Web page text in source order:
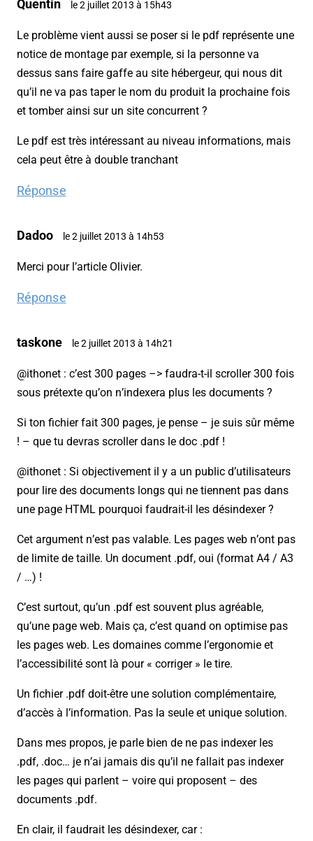
Quentin le 2 juillet 2013 à 15h43
Le problème vient aussi se poser si le pdf représente une
notice de montage par exemple, si la personne va
dessus sans faire gaffe au site hébergeur, qui nous dit
qu’il ne va pas taper le nom du produit la prochaine fois
et tomber ainsi sur un site concurrent ?
Le pdf est très intéressant au niveau informations, mais
cela peut être à double tranchant
Réponse
Dadoo le 2 juillet 2013 à 14h53
Merci pour l’article Olivier.
Réponse
taskone le 2 juillet 2013 à 14h21
@ithonet : c’est 300 pages –> faudra-t-il scroller 300 fois
sous prétexte qu’on n’indexera plus les documents ?
Si ton fichier fait 300 pages, je pense – je suis sûr même
! – que tu devras scroller dans le doc .pdf !
@ithonet : Si objectivement il y a un public d’utilisateurs
pour lire des documents longs qui ne tiennent pas dans
une page HTML pourquoi faudrait-il les désindexer ?
Cet argument n’est pas valable. Les pages web n’ont pas
de limite de taille. Un document .pdf, oui (format A4 / A3
/ …) !
C’est surtout, qu’un .pdf est souvent plus agréable,
qu’une page web. Mais ça, c’est quand on optimise pas
les pages web. Les domaines comme l’ergonomie et
l’accessibilité sont là pour « corriger » le tire.
Un fichier .pdf doit-être une solution complémentaire,
d’accès à l’information. Pas la seule et unique solution.
Dans mes propos, je parle bien de ne pas indexer les
.pdf, .doc… je n’ai jamais dis qu’il ne fallait pas indexer
les pages qui parlent – voire qui proposent – des
documents .pdf.
En clair, il faudrait les désindexer, car :